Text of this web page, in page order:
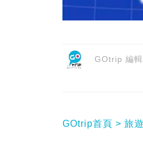
GOtrip 編
GOtrip首頁 旅遊